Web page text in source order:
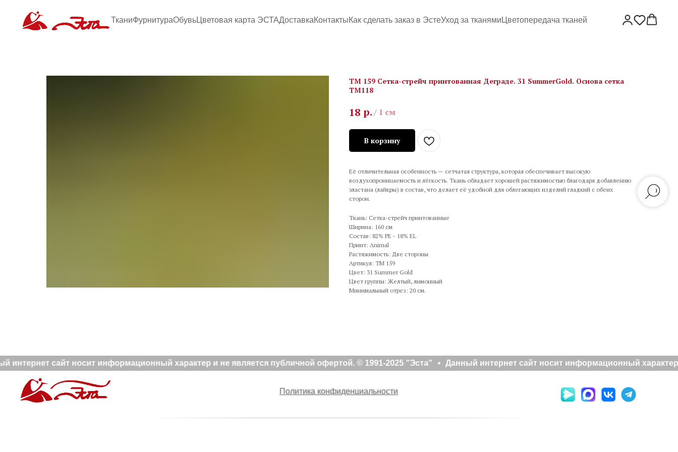
ТканиФурнитураОбувьЦветовая карта ЭСТАДоставкаКонтактыКак сделать заказ в ЭстеУход за тканями Цветопередача тканей
TM 159 Сетка-стрейч принтованная Деграде. 31 SummerGold. Основа сетка
ТМ118
18 р./ 1 см
В корзину
Её отличительная особенность — сетчатая структура, которая обеспечивает высокую
воздухопроницаемость и лёгкость. Ткань обладает хорошей растяжимостью благодаря добавлению
эластана (лайкры) в состав, что делает её удобной для облегающих изделий гладкий с обеих
сторон.
Ткань: Сетка-стрейч принтованные
Ширина: 160 см
Состав: 82% PE - 18% EL
Принт: Animal
Растяжимость: Две стороны
Артикул: TM 159
Цвет: 31 Summer Gold
Цвет группы: Желтый, лимонный
Минимальный отрез: 20 см.
интернет сайт носит информационный характер и не является публичной офертой. © 1991-2025 "Эста" Данный интернет сайт носит информационный
Политика конфиденциальности